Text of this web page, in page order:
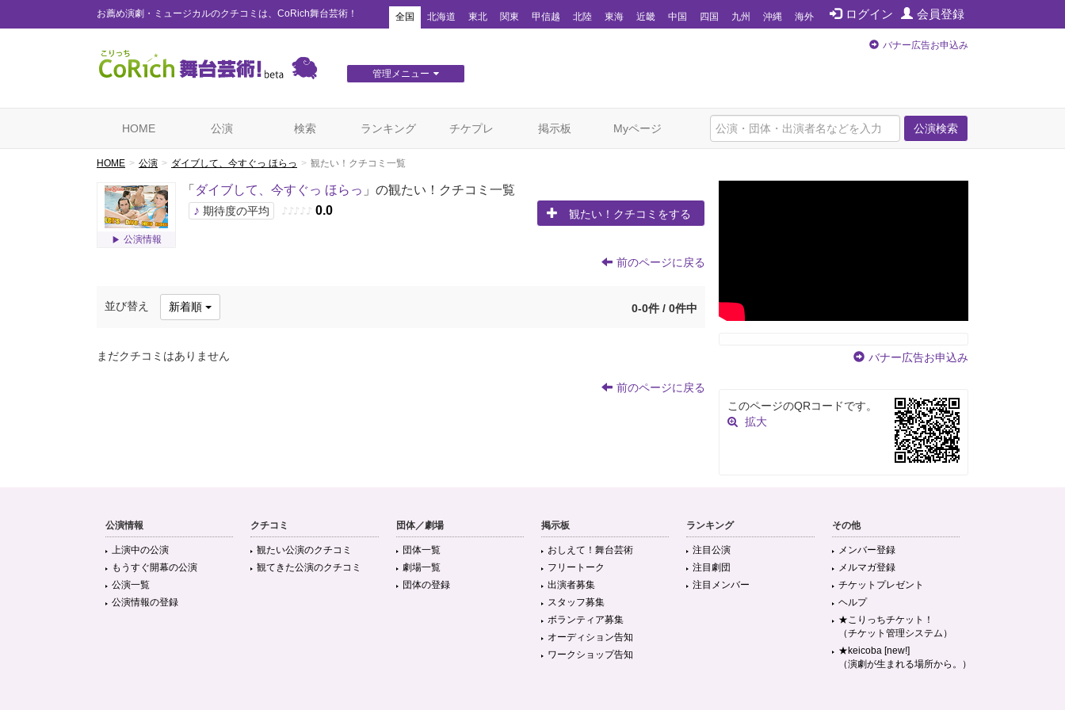
お薦め演劇・ミュージカルのクチコミは、CoRich舞台芸術！ ログイン 会員登録
全国 北海道 東北 関東 甲信越 北陸 東海 近畿 中国 四国 九州 沖縄 海外
管理メニュー
バナー広告お申込み
公演検索
HOME 公演 検索 ランキング チケプレ 掲示板 Myページ
HOME 公演 ダイブして、今すぐっ ほらっ 観たい！クチコミ一覧
公演情報
「 ダイブして、今すぐっ ほらっ 」の観たい！クチコミ一覧
♪ 期待度の平均 ♪ ♪ ♪ ♪ ♪ 0.0 観たい！クチコミをする
前のページに戻る
並び替え 新着順 0-0件 / 0件中
まだクチコミはありません
前のページに戻る
バナー広告お申込み
このページのQRコードです。
拡大
公演情報
上演中の公演
もうすぐ開幕の公演
公演一覧
公演情報の登録
クチコミ
観たい公演のクチコミ
観てきた公演のクチコミ
団体／劇場
団体一覧
劇場一覧
団体の登録
掲示板
おしえて！舞台芸術
フリートーク
出演者募集
スタッフ募集
ボランティア募集
オーディション告知
ワークショップ告知
ランキング
注目公演
注目劇団
注目メンバー
その他
メンバー登録
メルマガ登録
チケットプレゼント
ヘルプ
★こりっちチケット！
（チケット管理システム）
★keicoba [new!]
（演劇が生まれる場所から。）